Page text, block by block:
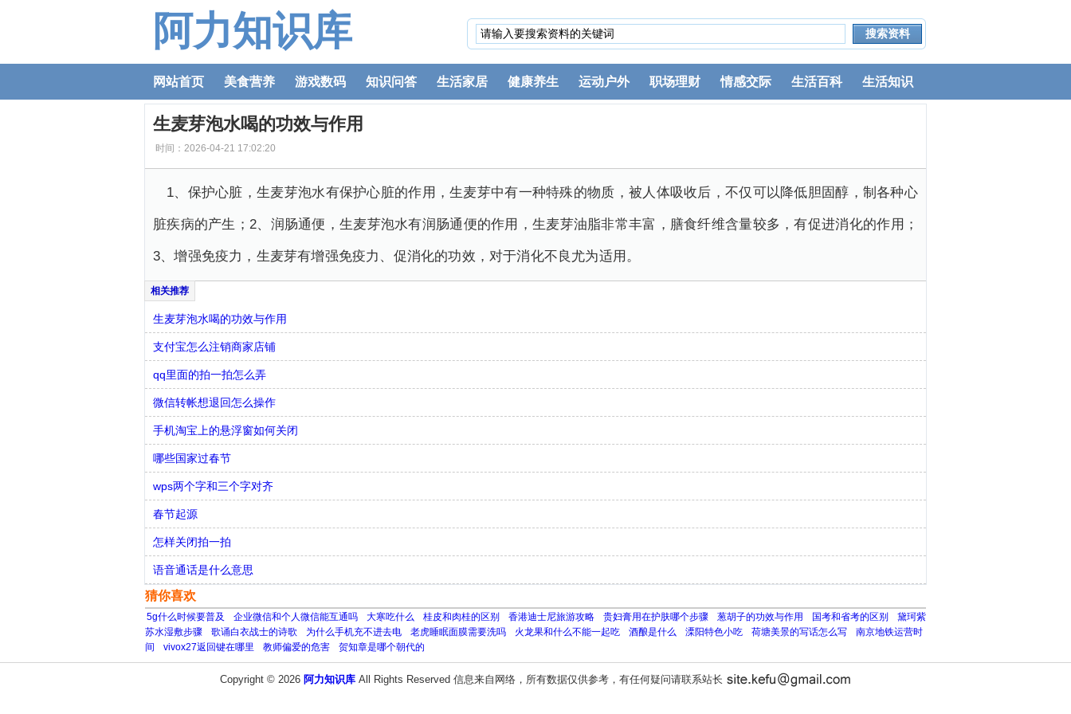
阿力知识库
网站首页 美食营养 游戏数码 知识问答 生活家居 健康养生 运动户外 职场理财 情感交际 生活百科 生活知识
生麦芽泡水喝的功效与作用
时间：2026-04-21 17:02:20
1、保护心脏，生麦芽泡水有保护心脏的作用，生麦芽中有一种特殊的物质，被人体吸收后，不仅可以降低胆固醇，制各种心
脏疾病的产生；2、润肠通便，生麦芽泡水有润肠通便的作用，生麦芽油脂非常丰富，膳食纤维含量较多，有促进消化的作用；
3、增强免疫力，生麦芽有增强免疫力、促消化的功效，对于消化不良尤为适用。
生麦芽泡水喝的功效与作用
支付宝怎么注销商家店铺
qq里面的拍一拍怎么弄
微信转帐想退回怎么操作
手机淘宝上的悬浮窗如何关闭
哪些国家过春节
wps两个字和三个字对齐
春节起源
怎样关闭拍一拍
语音通话是什么意思
猜你喜欢
5g什么时候要普及 企业微信和个人微信能互通吗 大寒吃什么 桂皮和肉桂的区别 香港迪士尼旅游攻略 贵妇膏用在护肤哪个步骤 葱胡子的功效与作用 国考和省考的区别
黛珂紫
苏水湿敷步骤
歌诵白衣战士的诗歌 为什么手机充不进去电 老虎睡眠面膜需要洗吗 火龙果和什么不能一起吃 酒酿是什么 溧阳特色小吃 荷塘美景的写话怎么写
南京地铁运营时
间
vivox27返回键在哪里 教师偏爱的危害 贺知章是哪个朝代的
Copyright © 2026 阿力知识库All Rights Reserved 信息来自网络，所有数据仅供参考，有任何疑问请联系站长